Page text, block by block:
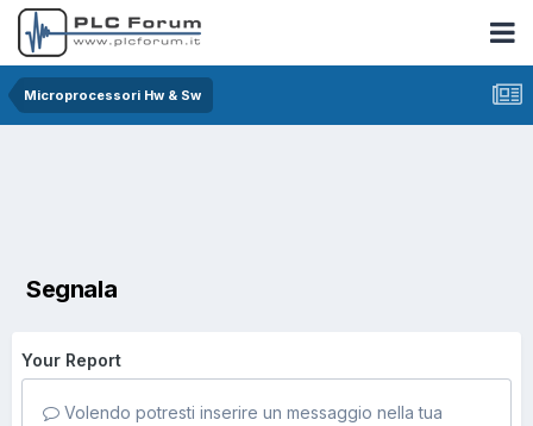
Microprocessori Hw & Sw
Segnala
Your Report
Volendo potresti inserire un messaggio nella tua